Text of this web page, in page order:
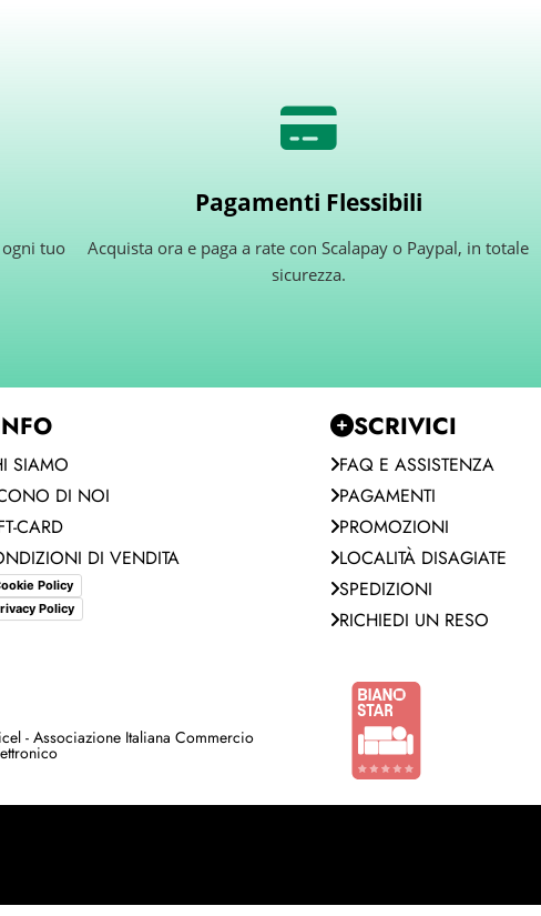
tuo
Pagamenti Flessibili
Acquista ora e paga a rate con Scalapay o Paypal, in totale
sicurezza.
SIAMO
DI NOI
CARD
DI VENDITA
Policy
Policy
SCRIVICI
FAQ E ASSISTENZA
PAGAMENTI
PROMOZIONI
LOCALITÀ DISAGIATE
SPEDIZIONI
RICHIEDI UN RESO